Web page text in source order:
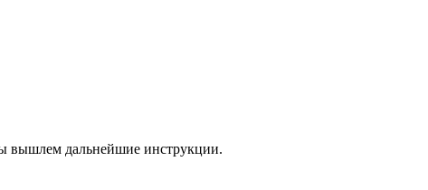
вышлем дальнейшие инструкции.